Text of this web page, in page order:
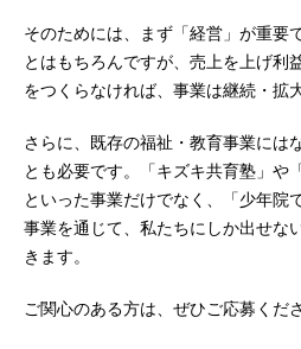
そのためには、まず「経営」が重要
とはもちろんですが、売上を上げ利
をつくらなければ、事業は継続・拡
さらに、既存の福祉・教育事業には
とも必要です。「キズキ共育塾」や
といった事業だけでなく、「少年院
事業を通じて、私たちにしか出せな
きます。
ご関心のある方は、ぜひご応募くださ